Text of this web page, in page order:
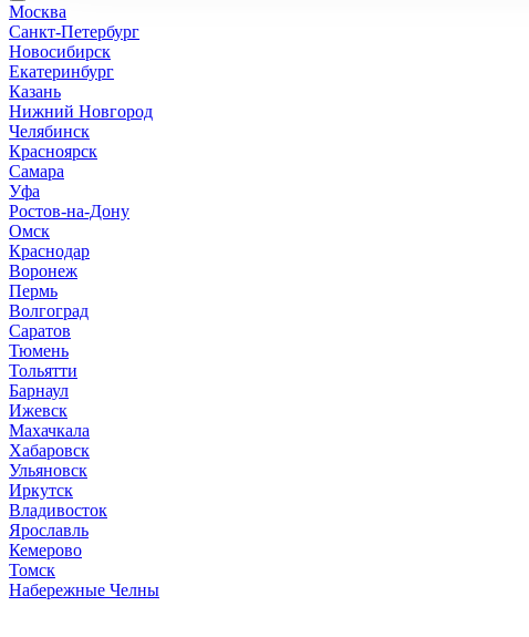
стеклоочистители
топливная система
тормозная система
трансмиссия
Москва
Санкт-Петербург
Новосибирск
Екатеринбург
Казань
Нижний Новгород
Челябинск
Красноярск
Самара
Уфа
Ростов-на-Дону
Омск
Краснодар
Воронеж
Пермь
Волгоград
Саратов
Тюмень
Тольятти
Барнаул
Ижевск
Махачкала
Хабаровск
Ульяновск
Иркутск
Владивосток
Ярославль
Кемерово
Томск
Набережные Челны